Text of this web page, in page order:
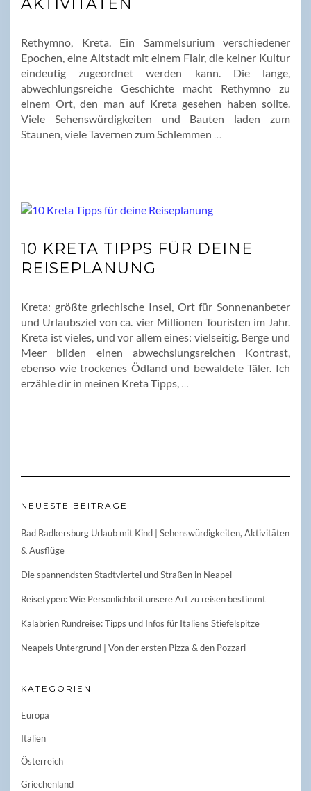
Rethymno, Kreta. Ein Sammelsurium verschiedener
Epochen, eine Altstadt mit einem Flair, die keiner Kultur
eindeutig zugeordnet werden kann. Die lange,
abwechlungsreiche Geschichte macht Rethymno zu
einem Ort, den man auf Kreta gesehen haben sollte.
Viele Sehenswürdigkeiten und Bauten laden zum
Staunen, viele Tavernen zum Schlemmen
10 KRETA TIPPS FÜR DEINE
REISEPLANUNG
Kreta: größte griechische Insel, Ort für Sonnenanbeter
und Urlaubsziel von ca. vier Millionen Touristen im Jahr.
Kreta ist vieles, und vor allem eines: vielseitig. Berge und
Meer bilden einen abwechslungsreichen Kontrast,
ebenso wie trockenes Ödland und bewaldete Täler. Ich
erzähle dir in meinen Kreta Tipps,
NEUESTE BEITRÄGE
Bad Radkersburg Urlaub mit Kind | Sehenswürdigkeiten, Aktivitäten
& Ausflüge
Die spannendsten Stadtviertel und Straßen in Neapel
Reisetypen: Wie Persönlichkeit unsere Art zu reisen bestimmt
Kalabrien Rundreise: Tipps und Infos für Italiens Stiefelspitze
Neapels Untergrund | Von der ersten Pizza & den Pozzari
KATEGORIEN
Europa
Italien
Österreich
Griechenland